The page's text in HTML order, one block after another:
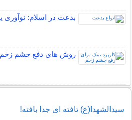
بدعت در اسلام: نوآوری
روش های دفع چشم زخم
سیدالشهدا(ع) تافته ای جدا بافته!